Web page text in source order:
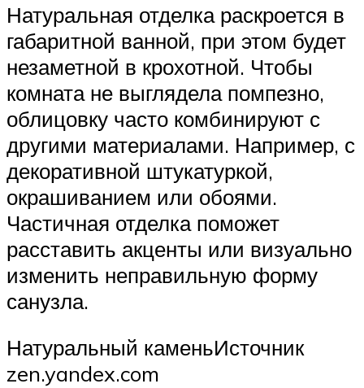
Натуральная отделка раскроется в
габаритной ванной, при этом будет
незаметной в крохотной. Чтобы
комната не выглядела помпезно,
облицовку часто комбинируют с
другими материалами. Например, с
декоративной штукатуркой,
окрашиванием или обоями.
Частичная отделка поможет
расставить акценты или визуально
изменить неправильную форму
санузла.
Натуральный каменьИсточник
zen.yandex.com